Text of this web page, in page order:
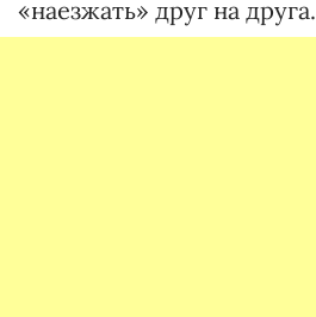
«наезжать» друг на друга.